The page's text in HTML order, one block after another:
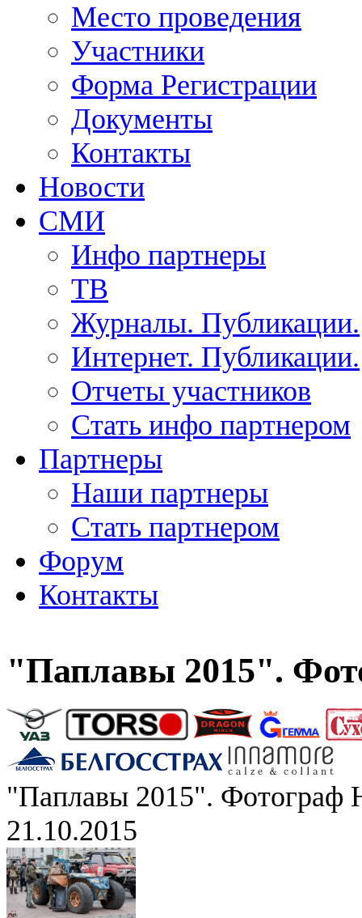
Место проведения
Участники
Форма Регистрации
Документы
Контакты
Новости
СМИ
Инфо партнеры
ТВ
Журналы. Публикации.
Интернет. Публикации.
Отчеты участников
Стать инфо партнером
Партнеры
Наши партнеры
Стать партнером
Форум
Контакты
"Паплавы 2015".
"Паплавы 2015". Фотограф
21.10.2015